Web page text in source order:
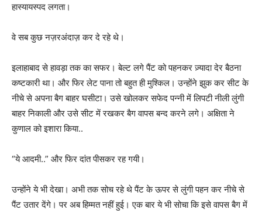
हास्यायस्पद लगता।
वे सब कुछ नज़रअंदाज़ कर दे रहे थे।
इलाहाबाद से हावड़ा तक का सफर। बेल्ट लगे पैंट को पहनकर ज़्यादा देर बैठना
कष्टकारी था। और फिर लेट पाना तो बहुत ही मुश्किल। उन्होंने झुक कर सीट के
नीचे से अपना बैग बाहर घसीटा। उसे खोलकर सफेद पन्नी में लिपटी नीली लुंगी
बाहर निकाली और उसे सीट में रखकर बैग वापस बन्द करने लगे। अक्षिता ने
कुणाल को इशारा किया..
“ये आदमी..” और फिर दांत पीसकर रह गयी।
उन्होंने ये भी देखा। अभी तक सोच रहे थे पैंट के ऊपर से लुंगी पहन कर नीचे से
पैंट उतार देंगे। पर अब हिम्मत नहीं हुई। एक बार ये भी सोचा कि इसे वापस बैग में